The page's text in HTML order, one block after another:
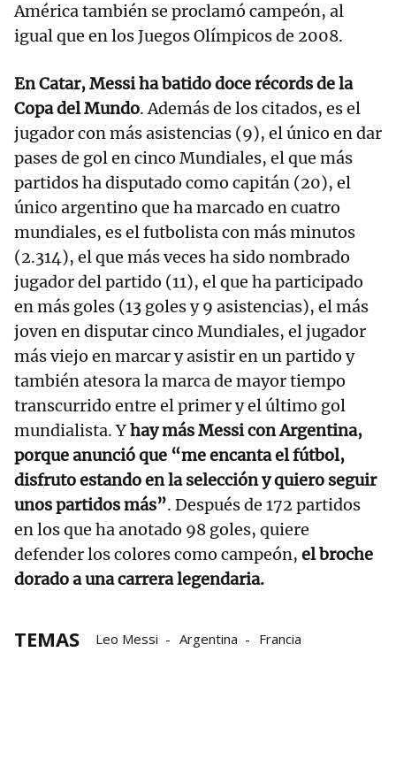
América también se proclamó campeón, al
igual que en los Juegos Olímpicos de 2008.
En Catar, Messi ha batido doce récords de la
Copa del Mundo. Además de los citados, es el
jugador con más asistencias (9), el único en dar
pases de gol en cinco Mundiales, el que más
partidos ha disputado como capitán (20), el
único argentino que ha marcado en cuatro
mundiales, es el futbolista con más minutos
(2.314), el que más veces ha sido nombrado
jugador del partido (11), el que ha participado
en más goles (13 goles y 9 asistencias), el más
joven en disputar cinco Mundiales, el jugador
más viejo en marcar y asistir en un partido y
también atesora la marca de mayor tiempo
transcurrido entre el primer y el último gol
mundialista. Yhay más Messi con Argentina,
porque anunció que “me encanta el fútbol,
disfruto estando en la selección y quiero seguir
unos partidos más”. Después de 172 partidos
en los que ha anotado 98 goles, quiere
defender los colores como campeón, el broche
dorado a una carrera legendaria.
TEMAS Leo Messi Argentina Francia